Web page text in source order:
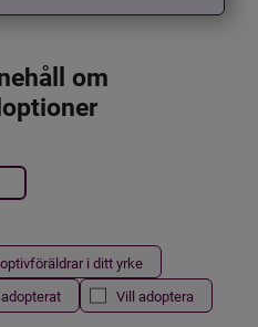
om
i ditt yrke
Vill adoptera